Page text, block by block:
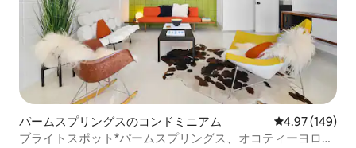
パームスプリングスのコンドミニアム レビュー149
4.97 (149)
ブライトスポット*パームスプリングス、オコティーヨロッ